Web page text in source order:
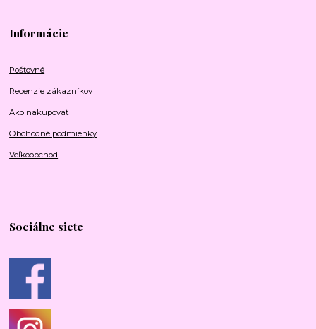
Informácie
Poštovné
Recenzie zákazníkov
Ako nakupovať
Obchodné podmienky
Veľkoobchod
Sociálne siete